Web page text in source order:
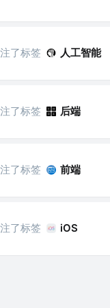
了标签 人工智能
了标签 后端
了标签 前端
了标签 iOS